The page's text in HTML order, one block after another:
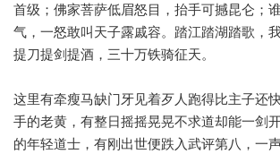
首级；佛家菩萨低眉怒目，抬手可撼昆仑；
气，一怒敢叫天子露戚容。踏江踏湖踏歌，
提刀提剑提酒，三十万铁骑征天。
这里有牵瘦马缺门牙见着歹人跑得比主子还
手的老黄，有整日摇摇晃晃不求道却能一剑
的年轻道士，有刚出世便跌入武评第八，一